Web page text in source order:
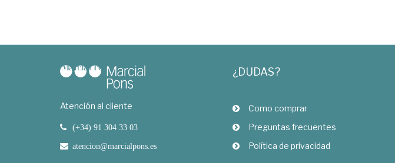
Atención al cliente
(+34) 91 304 33 03
atencion@marcialpons.es
¿DUDAS?
Como comprar
Preguntas frecuentes
Política de privacidad